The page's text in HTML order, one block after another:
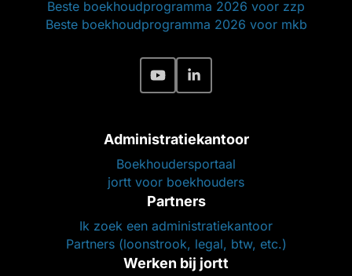
Beste boekhoudprogramma 2026 voor zzp
Beste boekhoudprogramma 2026 voor mkb
Administratiekantoor
Boekhoudersportaal
jortt voor boekhouders
Partners
Ik zoek een administratiekantoor
Partners (loonstrook, legal, btw, etc.)
Werken bij jortt